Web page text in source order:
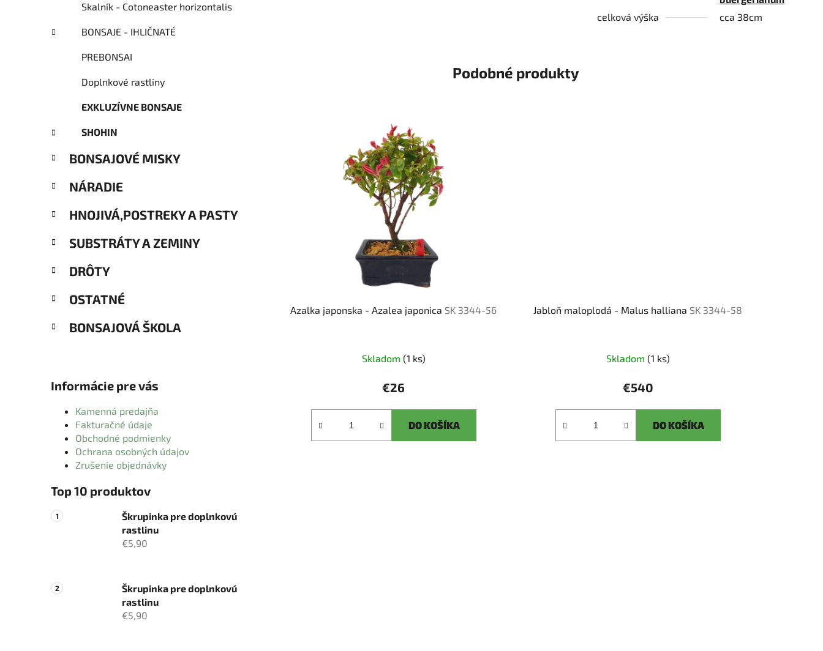
Skalník - Cotoneaster horizontalis
BONSAJE - IHLIČNATÉ
PREBONSAI
Doplnkové rastliny
EXKLUZÍVNE BONSAJE
SHOHIN
BONSAJOVÉ MISKY
NÁRADIE
HNOJIVÁ,POSTREKY A PASTY
SUBSTRÁTY A ZEMINY
DRÔTY
OSTATNÉ
BONSAJOVÁ ŠKOLA
Informácie pre vás
Kamenná predajňa
Fakturačné údaje
Obchodné podmienky
Ochrana osobných údajov
Zrušenie objednávky
Top 10 produktov
Škrupinka pre doplnkovú
rastlinu
€5,90
Škrupinka pre doplnkovú
rastlinu
€5,90
celková výška
cca 38cm
Podobné produkty
Azalka japonska - Azalea japonica SK 3344-56
Skladom (1 ks)
€26
DO KOŠÍKA
Jabloň maloplodá - Malus halliana SK 3344-58
Skladom (1 ks)
€540
DO KOŠÍKA